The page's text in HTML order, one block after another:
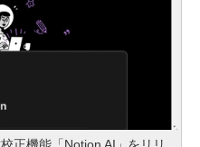
正機能「Notion AI」をリリ